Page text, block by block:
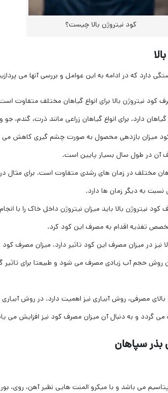
کود نیتروژن بالا چیست؟
دارد که در ادامه به این عوامل و بررسی آنها می
نیتروژن بالا برای انواع گیاهان مختلف متفاوت
دارد. برای انواع گیاهان زراعی مانند ذرت، گندم،
میزان بازدهی محصول به صورت چشم گیری کاهش می
آن در طول سال بسیار پایین است.
مختلف در زمان های رشدی متفاوت است. برای مثال
به دیگر زمان ها دارد.
کود نیتروژن بالا باید میزان نیتروژن داخل خاک را با
تغذیه اقدام به مصرف این کود کرد.
در میزان مصرف این کود تاثیر دارد. میزان مصرف کود
حجم آب زیادی مصرف می شود و طبیعتا برای تاثیر
بالای مصرفی، روش آبیاری نیز اهمیت دارد. در روش
گردد و به دنبال آن میزان مصرف کود نیز افزایش می
بذر سپاهان
فسفر و پتاسیم می باشد و با میکرو المنت هایی نظیر آهن،